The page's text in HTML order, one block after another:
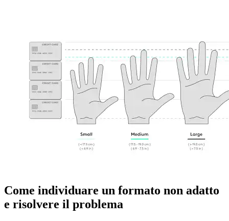
Come individuare un formato non adatto
e risolvere il problema